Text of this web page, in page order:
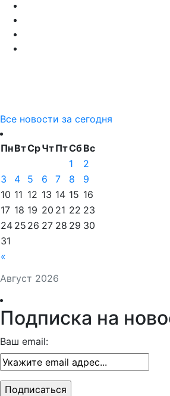
Все новости за сегодня
Август 2026
ПнВтСрЧтПтСбВс
«
1
2
3
4 5 6 7 8
9
10 11 12 13 14 15 16
17 18 19 20 21 22 23
24 25 26 27 28 29 30
31
Подписка на
Ваш email: